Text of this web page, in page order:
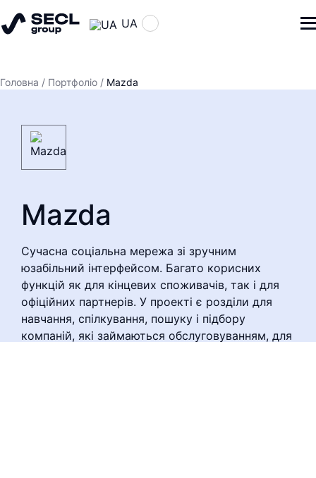
UA
Головна / Портфоліо / Mazda
Mazda
Сучасна соціальна мережа зі зручним
юзабільний інтерфейсом. Багато корисних
функцій як для кінцевих споживачів, так і для
офіційних партнерів. У проекті є розділи для
навчання, спілкування, пошуку і підбору
компаній, які займаються обслуговуванням, для